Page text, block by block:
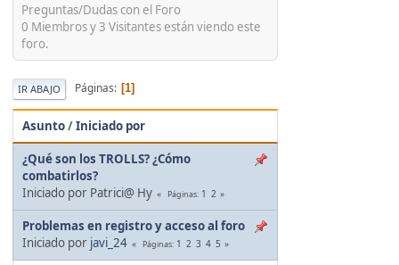
Preguntas/Dudas con el Foro
0 Miembros y 3 Visitantes están viendo este
foro.
IR ABAJO Páginas 1
Asunto/Iniciado por
¿Qué son los TROLLS? ¿Cómo
combatirlos?
Iniciado por Patrici@ Hy
Páginas 1 2
Problemas en registro y acceso al foro
Iniciado por javi_24 Páginas 1 2 3 4 5